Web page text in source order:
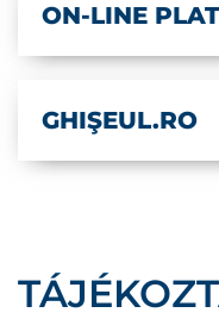
ON-LINE
GHIŞEUL.RO